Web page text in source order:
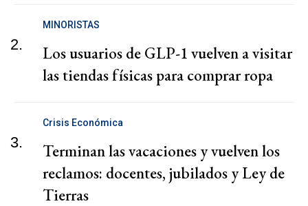
2.
MINORISTAS
Los usuarios de GLP-1 vuelven a visitar
las tiendas físicas para comprar ropa
3.
Crisis Económica
Terminan las vacaciones y vuelven los
reclamos: docentes, jubilados y Ley de
Tierras